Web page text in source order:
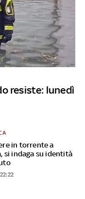
resiste: lunedì
in torrente a
si indaga su identità